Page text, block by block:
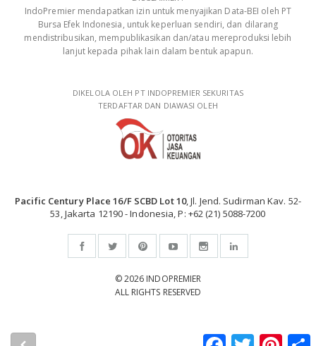
FacebookTwitter
IndoPremier mendapatkan izin untuk menyajikan Data-BEI oleh PT
Bursa Efek Indonesia, untuk keperluan sendiri, dan dilarang
mendistribusikan, mempublikasikan dan/atau mereproduksi lebih
lanjut kepada pihak lain dalam bentuk apapun.
DIKELOLA OLEH PT INDOPREMIER SEKURITAS
TERDAFTAR DAN DIAWASI OLEH
Pacific Century Place 16/F SCBD Lot 10, Jl. Jend. Sudirman Kav. 52-
53, Jakarta 12190 - Indonesia, P: +62 (21) 5088-7200
© 2026 INDOPREMIER
ALL RIGHTS RESERVED